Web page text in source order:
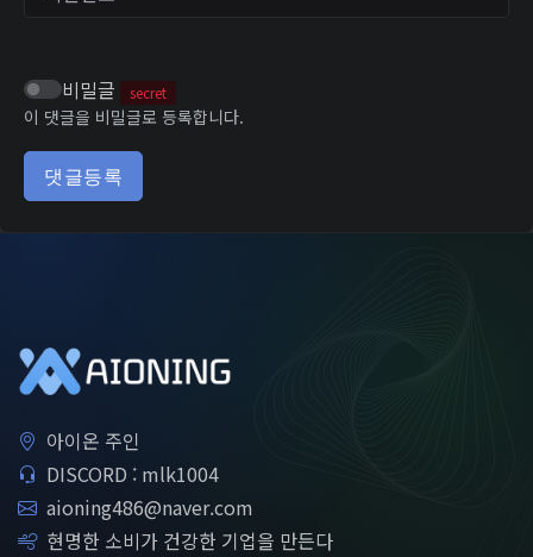
비밀글 secret
이 댓글을 비밀글로 등록합니다.
댓글등록
아이온 주인
DISCORD : mlk1004
aioning486@naver.com
현명한 소비가 건강한 기업을 만든다